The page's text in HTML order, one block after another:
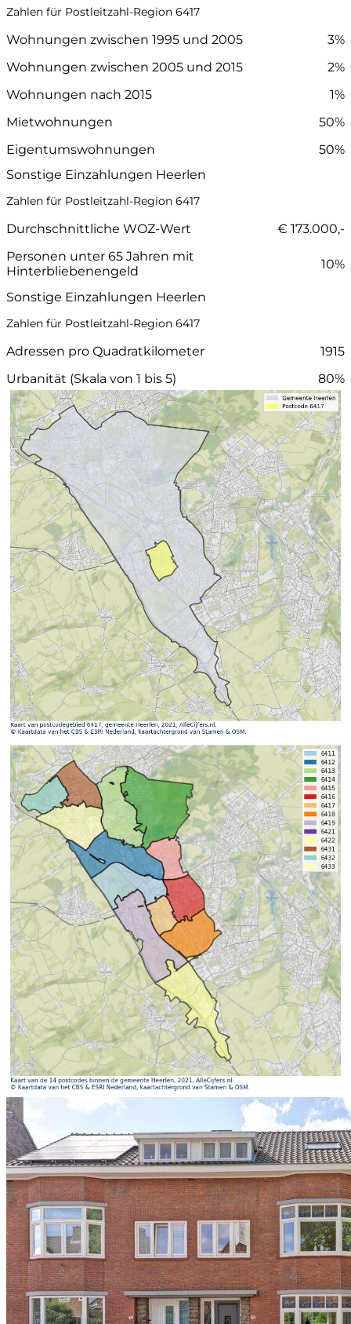
Zahlen für Postleitzahl-Region 6417
Wohnungen zwischen 1995 und 2005
3%
Wohnungen zwischen 2005 und 2015
2%
Wohnungen nach 2015
1%
Mietwohnungen
50%
Eigentumswohnungen
50%
Sonstige Einzahlungen Heerlen
Zahlen für Postleitzahl-Region 6417
Durchschnittliche WOZ-Wert
€ 173.000,-
Personen unter 65 Jahren mit
Hinterbliebenengeld
10%
Sonstige Einzahlungen Heerlen
Zahlen für Postleitzahl-Region 6417
Adressen pro Quadratkilometer
1915
Urbanität (Skala von 1 bis 5)
80%